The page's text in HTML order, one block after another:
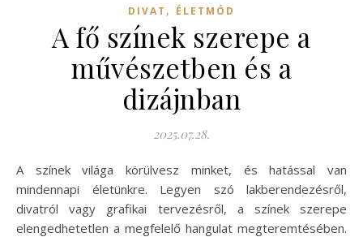
DIVAT , ÉLETMÓD
A fő színek szerepe a
művészetben és a
dizájnban
2025.07.28.
A színek világa körülvesz minket, és hatással van
mindennapi életünkre. Legyen szó lakberendezésről,
divatról vagy grafikai tervezésről, a színek szerepe
elengedhetetlen a megfelelő hangulat megteremtésében.